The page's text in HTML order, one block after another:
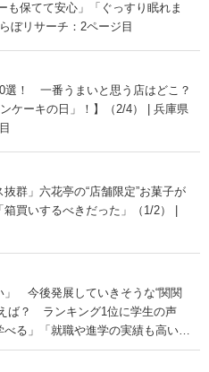
保てて安心」「ぐっすり眠れま
ぼリサーチ：2ページ目
選！ 一番うまいと思う店はどこ？
ケーキの日」！】（2/4） | 兵庫県
抜群」六花亭の“店舗限定”お菓子が
買いするべきだった」（1/2） |
」 今後発展していきそうな“関関
ば？ ランキング1位に学生の声
る」「就職や進学の実績も高い」